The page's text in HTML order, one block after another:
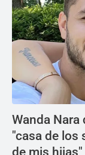
Wanda Nara
"casa de los
de mis hijas"